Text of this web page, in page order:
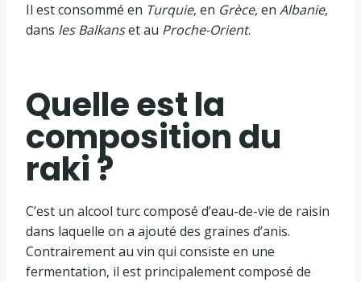
Il est consommé en Turquie, en Grèce, en Albanie,
dans les Balkanset au Proche-Orient.
Quelle est la
composition du
raki ?
C’est un alcool turc composé d’eau-de-vie de raisin
dans laquelle on a ajouté des graines d’anis.
Contrairement au vin qui consiste en une
fermentation, il est principalement composé de